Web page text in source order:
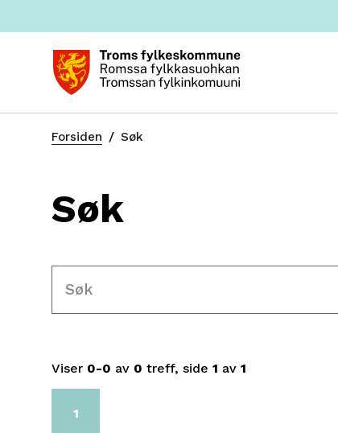
Du
Forsiden Søk
Søk
Søketekst
Viser 0-0 av 0 treff, side 1 av 1
1